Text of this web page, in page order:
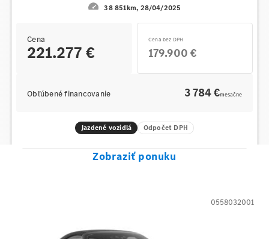
38 851km 28/04/2025
Cena
221.277 €
Cena bez DPH
179.900 €
Obľúbené financovanie 3 784 €mesačne
Jazdené vozidlá Odpočet DPH
Zobraziť ponuku
0558032001